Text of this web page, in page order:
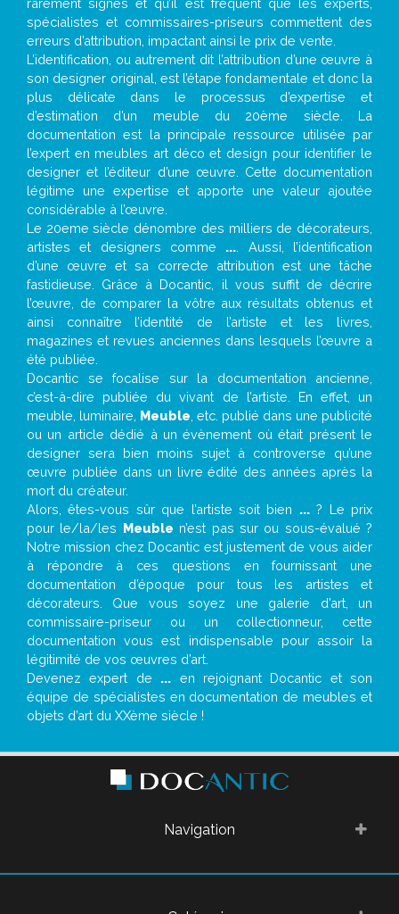
rarement signés et qu’il est fréquent que les experts,
spécialistes et commissaires-priseurs commettent des
erreurs d’attribution, impactant ainsi le prix de vente.
L’identification, ou autrement dit l’attribution d’une œuvre à
son designer original, est l’étape fondamentale et donc la
plus délicate dans le processus d’expertise et
d’estimation d’un meuble du 20ème siècle. La
documentation est la principale ressource utilisée par
l’expert en meubles art déco et design pour identifier le
designer et l’éditeur d’une œuvre. Cette documentation
légitime une expertise et apporte une valeur ajoutée
considérable à l’œuvre.
Le 20eme siècle dénombre des milliers de décorateurs,
artistes et designers comme ... . Aussi, l’identification
d’une œuvre et sa correcte attribution est une tâche
fastidieuse. Grâce à Docantic, il vous suffit de décrire
l’œuvre, de comparer la vôtre aux résultats obtenus et
ainsi connaître l’identité de l’artiste et les livres,
magazines et revues anciennes dans lesquels l’œuvre a
été publiée.
Docantic se focalise sur la documentation ancienne,
c’est-à-dire publiée du vivant de l’artiste. En effet, un
meuble, luminaire, Meuble , etc. publié dans une publicité
ou un article dédié à un évènement où était présent le
designer sera bien moins sujet à controverse qu’une
œuvre publiée dans un livre édité des années après la
mort du créateur.
Alors, êtes-vous sûr que l’artiste soit bien ...? Le prix
pour le/la/les Meuble n’est pas sur ou sous-évalué ?
Notre mission chez Docantic est justement de vous aider
à répondre à ces questions en fournissant une
documentation d’époque pour tous les artistes et
décorateurs. Que vous soyez une galerie d’art, un
commissaire-priseur ou un collectionneur, cette
documentation vous est indispensable pour assoir la
légitimité de vos œuvres d’art.
Devenez expert de ... en rejoignant Docantic et son
équipe de spécialistes en documentation de meubles et
objets d’art du XXème siècle !
Navigation